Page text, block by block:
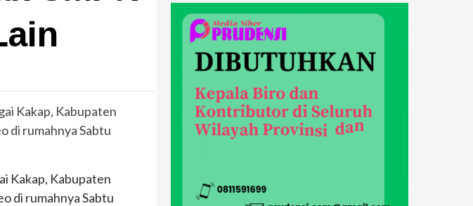
Kakap, Kabupaten
di rumahnya Sabtu